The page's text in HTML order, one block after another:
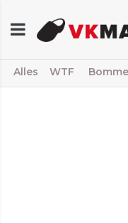
Alles WTF